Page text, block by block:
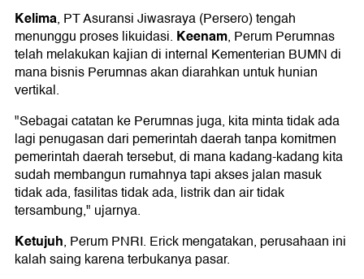
Kelima, PT Asuransi Jiwasraya (Persero) tengah
menunggu proses likuidasi. Keenam, Perum Perumnas
telah melakukan kajian di internal Kementerian BUMN di
mana bisnis Perumnas akan diarahkan untuk hunian
vertikal.
"Sebagai catatan ke Perumnas juga, kita minta tidak ada
lagi penugasan dari pemerintah daerah tanpa komitmen
pemerintah daerah tersebut, di mana kadang-kadang kita
sudah membangun rumahnya tapi akses jalan masuk
tidak ada, fasilitas tidak ada, listrik dan air tidak
tersambung," ujarnya.
Ketujuh, Perum PNRI. Erick mengatakan, perusahaan ini
kalah saing karena terbukanya pasar.